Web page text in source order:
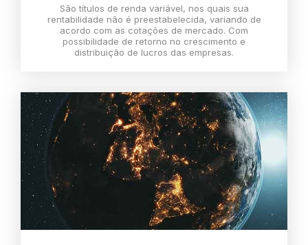
São títulos de renda variável, nos quais sua
rentabilidade não é preestabelecida, variando de
acordo com as cotações de mercado. Com
possibilidade de retorno no crescimento e
distribuição de lucros das empresas.